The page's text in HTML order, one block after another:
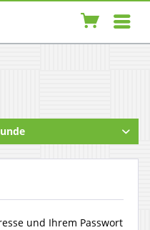
und Ihrem Passwort